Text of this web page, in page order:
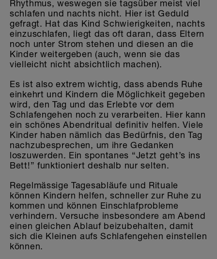
Rhythmus, weswegen sie tagsüber meist viel
schlafen und nachts nicht. Hier ist Geduld
gefragt. Hat das Kind Schwierigkeiten, nachts
einzuschlafen, liegt das oft daran, dass Eltern
noch unter Strom stehen und diesen an die
Kinder weitergeben (auch, wenn sie das
vielleicht nicht absichtlich machen).
Es ist also extrem wichtig, dass abends Ruhe
einkehrt und Kindern die Möglichkeit gegeben
wird, den Tag und das Erlebte vor dem
Schlafengehen noch zu verarbeiten. Hier kann
ein schönes Abendritual definitiv helfen. Viele
Kinder haben nämlich das Bedürfnis, den Tag
nachzubesprechen, um ihre Gedanken
loszuwerden. Ein spontanes “Jetzt geht’s ins
Bett!” funktioniert deshalb nur selten.
Regelmässige Tagesabläufe und Rituale
können Kindern helfen, schneller zur Ruhe zu
kommen und können Einschlafprobleme
verhindern. Versuche insbesondere am Abend
einen gleichen Ablauf beizubehalten, damit
sich die Kleinen aufs Schlafengehen einstellen
können.